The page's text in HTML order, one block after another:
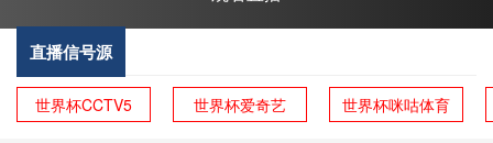
直播信号源
世界杯CCTV5 世界杯爱奇艺 世界杯咪咕体育